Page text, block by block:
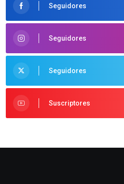
Seguidores
Seguidores
Seguidores
Suscriptores